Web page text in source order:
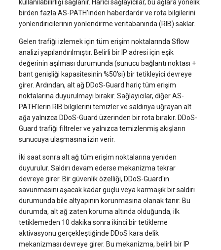
Sunucu Güç Yönetimi
Sunucu Yardımı (Remote
Hands Talebi)
S3 Object Storage HOSTKEY
Invapi Aracılığıyla Sunucu
Yönetimi
Yetkilendirme ve Invapi
Başlangıç Ekranı
Sanal sunucu anlık görüntüleri
(Snapshots)
systemd'de journalctl ile
oturum açma
Yeni Kullanıcı Ekleme
Kullanıcı Erişim İzinlerini
Yönetme
Web Sitesi Yönetimi
İletişim
İzleme
Yayın
Kubernetes
CRM ve eTicaret
Oyunlar
Blockchain / Web3
Yönetilen Uygulamalar - Yourls
software.php
stocks.php
tags.php
traffic_plans.php
vm.php
whmcs.php
kullanılabilirliği sağlanır. Harici sağlayıcılar, bu ağlara yönelik
birden fazla AS-PATH'inden haberdardır ve rota bilgilerini
yönlendiricilerinin yönlendirme veritabanında (RIB) saklar.
Gelen trafiği izlemek için tüm erişim noktalarında Sflow
analizi yapılandırılmıştır. Belirli bir IP adresi için eşik
değerinin aşılması durumunda (sunucu bağlantı noktası +
bant genişliği kapasitesinin %50'si) bir tetikleyici devreye
girer. Ardından, alt ağ DDoS-Guard hariç tüm erişim
noktalarına duyurulmayı bırakır. Sağlayıcılar, diğer AS-
PATH'lerin RIB bilgilerini temizler ve saldırıya uğrayan alt
ağa yalnızca DDoS-Guard üzerinden bir rota bırakır. DDoS-
Guard trafiği filtreler ve yalnızca temizlenmiş akışların
sunucuya ulaşmasına izin verir.
İki saat sonra alt ağ tüm erişim noktalarına yeniden
duyurulur. Saldırı devam ederse mekanizma tekrar
devreye girer. Bir güvenlik özelliği, DDoS-Guard'ın
savunmasını aşacak kadar güçlü veya karmaşık bir saldırı
durumunda bile altyapının korunmasına olanak tanır. Bu
durumda, alt ağ zaten koruma altında olduğunda, ilk
tetiklemeden 10 dakika sonra ikinci bir tetikleme
aktivasyonu gerçekleştiğinde DDoS kara delik
mekanizması devreye girer. Bu mekanizma, belirli bir IP